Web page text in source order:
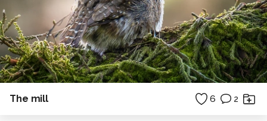
The mill 6 2